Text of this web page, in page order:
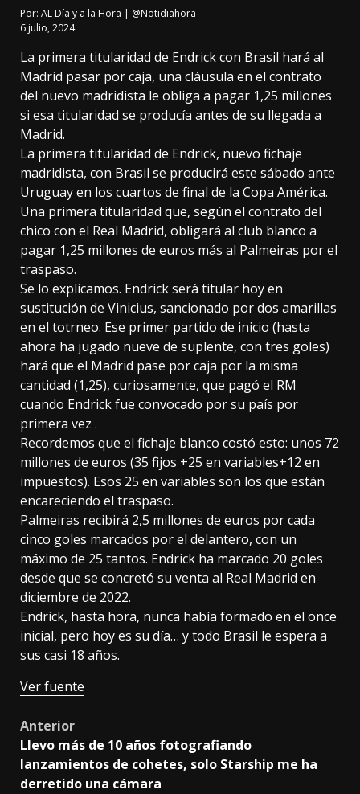
Por: AL Día y a la Hora | @Notidiahora
6 julio, 2024
La primera titularidad de Endrick con Brasil hará al
Madrid pasar por caja, una cláusula en el contrato
del nuevo madridista le obliga a pagar 1,25 millones
si esa titularidad se producía antes de su llegada a
Madrid.
La primera titularidad de Endrick, nuevo fichaje
madridista, con Brasil se producirá este sábado ante
Uruguay en los cuartos de final de la Copa América.
Una primera titularidad que, según el contrato del
chico con el Real Madrid, obligará al club blanco a
pagar 1,25 millones de euros más al Palmeiras por el
traspaso.
Se lo explicamos. Endrick será titular hoy en
sustitución de Vinicius, sancionado por dos amarillas
en el totrneo. Ese primer partido de inicio (hasta
ahora ha jugado nueve de suplente, con tres goles)
hará que el Madrid pase por caja por la misma
cantidad (1,25), curiosamente, que pagó el RM
cuando Endrick fue convocado por su país por
primera vez .
Recordemos que el fichaje blanco costó esto: unos 72
millones de euros (35 fijos +25 en variables+12 en
impuestos). Esos 25 en variables son los que están
encareciendo el traspaso.
Palmeiras recibirá 2,5 millones de euros por cada
cinco goles marcados por el delantero, con un
máximo de 25 tantos. Endrick ha marcado 20 goles
desde que se concretó su venta al Real Madrid en
diciembre de 2022.
Endrick, hasta hora, nunca había formado en el once
inicial, pero hoy es su día… y todo Brasil le espera a
sus casi 18 años.
Ver fuente
Post
navigation
Anterior
Llevo más de 10 años fotografiando
lanzamientos de cohetes, solo Starship me ha
derretido una cámara